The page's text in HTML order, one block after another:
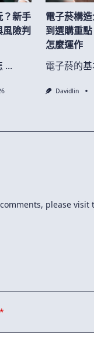
？新手
險判
...
電子菸構
到選購重
怎麼運作
電子菸的
Davidlin
please visit
*